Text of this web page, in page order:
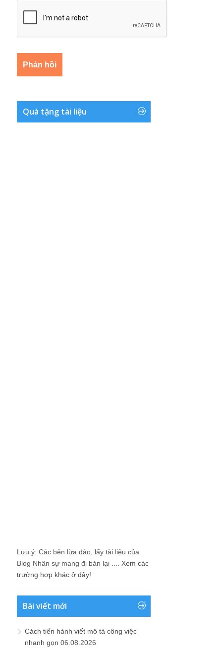
Quà tặng tài liệu
Lưu ý: Các bên lừa đảo, lấy tài liệu của
Blog Nhân sự mang đi bán lại .... Xem các
trường hợp khác ở đây!
Bài viết mới
Cách tiến hành viết mô tả công việc
nhanh gọn 06.08.2026